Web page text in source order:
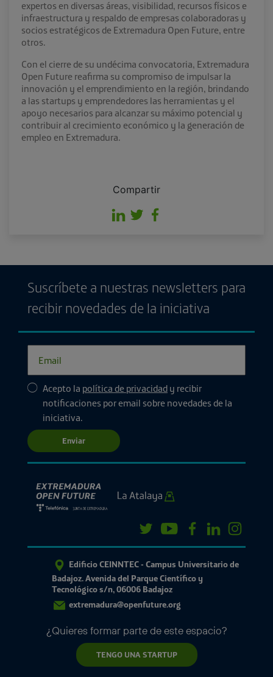
expertos en diversas áreas, visibilidad, recursos físicos e
infraestructura y respaldo de empresas colaboradoras y
socios estratégicos de Extremadura Open Future, entre
otros.
Con el cierre de su undécima convocatoria, Extremadura
Open Future reafirma su compromiso de impulsar la
innovación y el emprendimiento en la región, brindando
a las startups y emprendedores las herramientas y el
apoyo necesarios para alcanzar su máximo potencial y
contribuir al crecimiento económico y la generación de
empleo en Extremadura.
Compartir
Suscríbete a nuestras newsletters para
recibir novedades de la iniciativa
Acepto la política de privacidad y recibir
notificaciones por email sobre novedades de la
iniciativa.
Enviar
Edificio CEINNTEC - Campus Universitario de
Badajoz. Avenida del Parque Científico y
Tecnológico s/n, 06006 Badajoz
extremadura@openfuture.org
¿Quieres formar parte de este espacio?
TENGO UNA STARTUP